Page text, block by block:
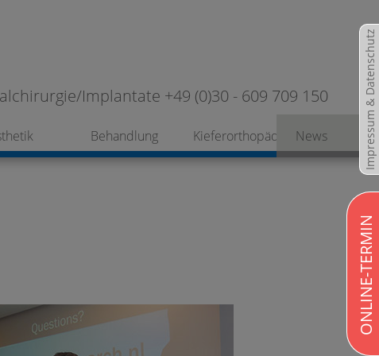
Impressum & Datenschutz
ONLINE-TERMIN
Implantate +49 (0)30 - 609 709 150
Behandlung Kieferorthopädie News